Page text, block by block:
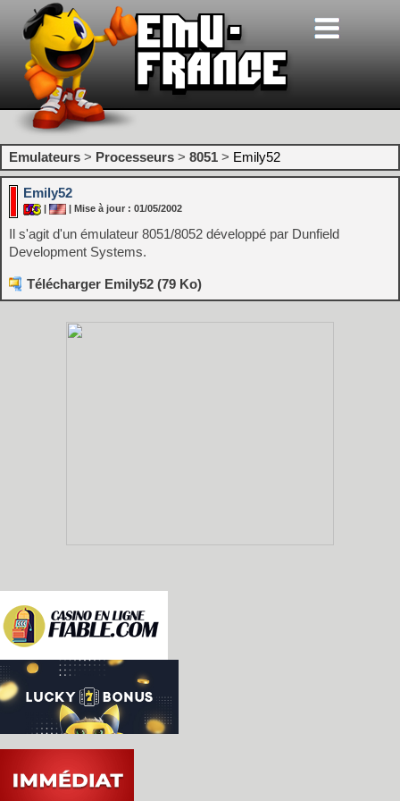
Emulateurs > Processeurs > 8051 > Emily52
Emily52
| | Mise à jour : 01/05/2002
Il s'agit d'un émulateur 8051/8052 développé par Dunfield
Development Systems.
Télécharger Emily52 (79 Ko)